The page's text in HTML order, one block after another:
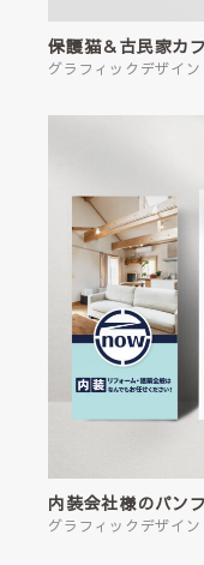
保護猫＆古民家カ
グラフィックデザイン
内装会社様のパン
グラフィックデザイン